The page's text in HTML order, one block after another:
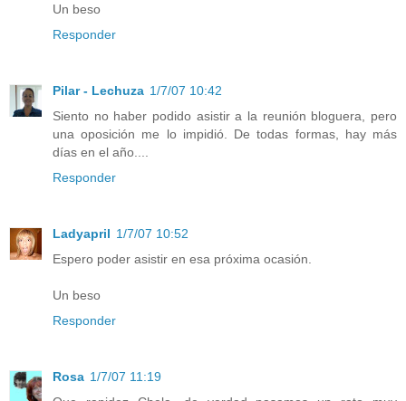
Un beso
Responder
Pilar - Lechuza 1/7/07 10:42
Siento no haber podido asistir a la reunión bloguera, pero
una oposición me lo impidió. De todas formas, hay más
días en el año....
Responder
Ladyapril 1/7/07 10:52
Espero poder asistir en esa próxima ocasión.
Un beso
Responder
Rosa 1/7/07 11:19